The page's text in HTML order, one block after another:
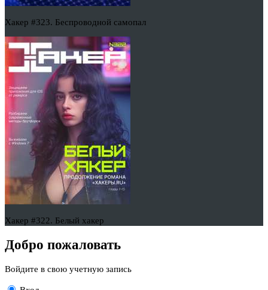
Хакер #323. Беспроводной самопал
Хакер #322. Белый хакер
Добро пожаловать
Войдите в свою учетную запись